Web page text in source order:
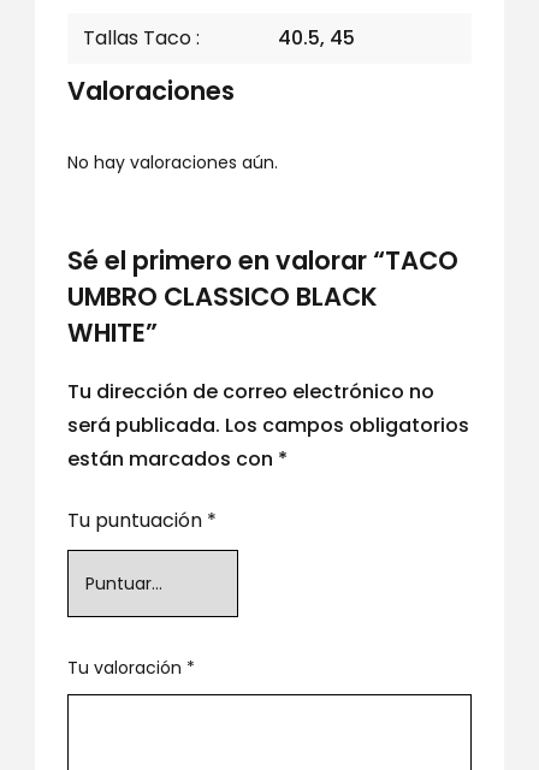
Tallas Taco 40.5, 45
Valoraciones
No hay valoraciones aún.
Sé el primero en valorar “TACO
UMBRO CLASSICO BLACK
WHITE”
Tu dirección de correo electrónico no
será publicada. Los campos obligatorios
están marcados con *
Tu puntuación *
Tu valoración *